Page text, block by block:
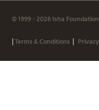
© 1999 - 2026 Isha
|Terms & Conditions |